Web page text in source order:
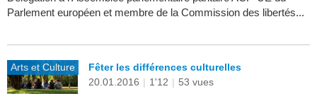
Parlement européen et membre de la Commission des libertés...
Arts et Culture
Fêter les différences culturelles
20.01.2016 | 1'12 | 53 vues